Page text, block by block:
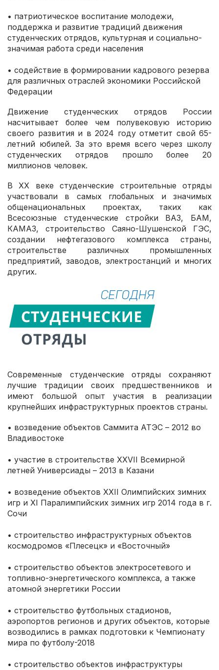
• патриотическое воспитание молодежи,
поддержка и развитие традиций движения
студенческих отрядов, культурная и социально-
значимая работа среди населения
• содействие в формировании кадрового резерва
для различных отраслей экономики Российской
Федерации
Движение студенческих отрядов России
насчитывает более чем полувековую историю
своего развития и в 2024 году отметит свой 65-
летний юбилей. За это время всего через школу
студенческих отрядов прошло более 20
миллионов человек.
В XX веке студенческие строительные отряды
участвовали в самых глобальных и значимых
общенациональных проектах, таких как
Всесоюзные студенческие стройки ВАЗ, БАМ,
КАМАЗ, строительство Саяно-Шушенской ГЭС,
создании нефтегазового комплекса страны,
строительстве различных промышленных
предприятий, заводов, электростанций и многих
других.
Современные студенческие отряды сохраняют
лучшие традиции своих предшественников и
имеют большой опыт участия в реализации
крупнейших инфраструктурных проектов страны.
• возведение объектов Саммита АТЭС – 2012 во
Владивостоке
• участие в строительстве XXVII Всемирной
летней Универсиады – 2013 в Казани
• возведение объектов XXII Олимпийских зимних
игр и XI Паралимпийских зимних игр 2014 года в г.
Сочи
• строительство инфраструктурных объектов
космодромов «Плесецк» и «Восточный»
• строительство объектов электросетевого и
топливно-энергетического комплекса, а также
атомной энергетики России
• строительство футбольных стадионов,
аэропортов регионов и других объектов, которые
возводились в рамках подготовки к Чемпионату
мира по футболу-2018
• строительство объектов инфраструктуры